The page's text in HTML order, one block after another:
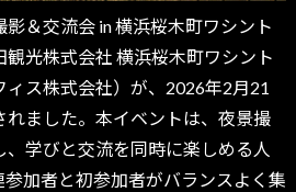
＆交流会 in 横浜桜木町ワシント
観光株式会社 横浜桜木町ワシント
ィス株式会社）が、2026年2月21
れました。本イベントは、夜景撮
学びと交流を同時に楽しめる人
加者と初参加者がバランスよく集